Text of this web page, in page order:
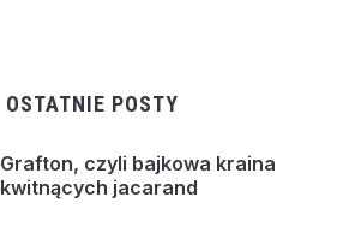
OSTATNIE POSTY
Grafton, czyli bajkowa kraina
kwitnących jacarand